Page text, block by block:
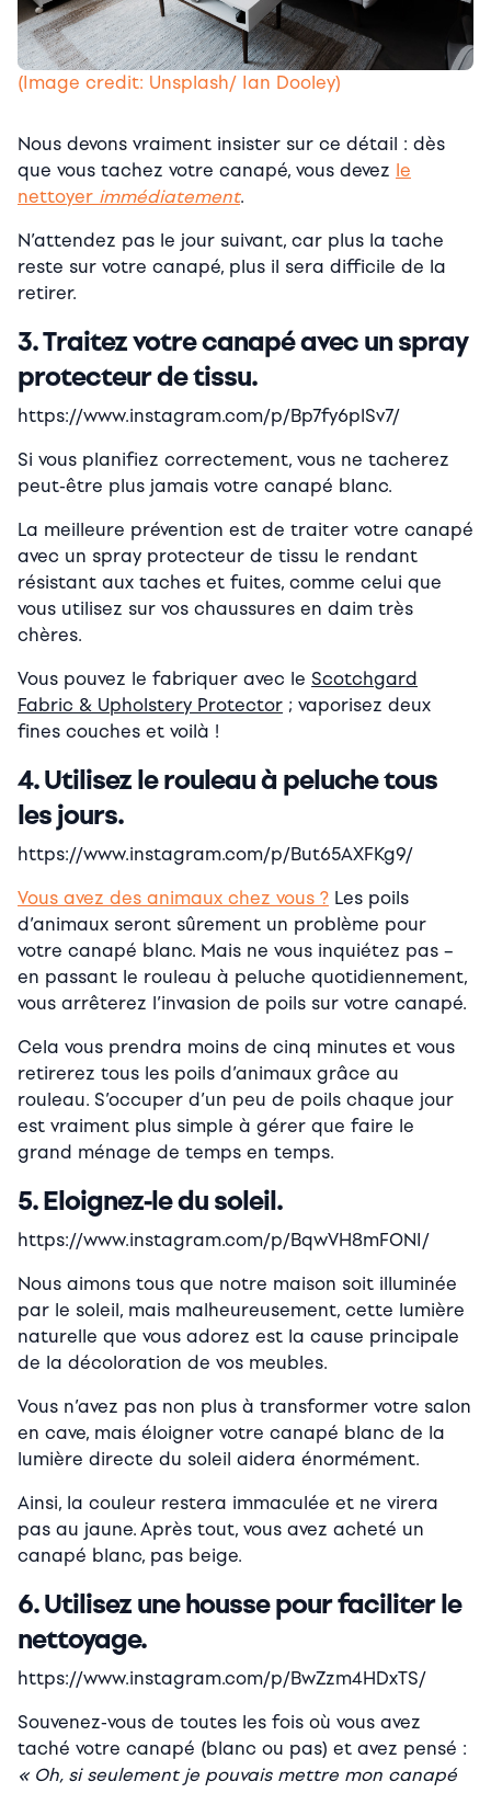
(Image credit: Unsplash/ Ian Dooley)
Nous devons vraiment insister sur ce détail : dès
que vous tachez votre canapé, vous devez le
nettoyer immédiatement.
N’attendez pas le jour suivant, car plus la tache
reste sur votre canapé, plus il sera difficile de la
retirer.
3. Traitez votre canapé avec un spray
protecteur de tissu.
https://www.instagram.com/p/Bp7fy6plSv7/
Si vous planifiez correctement, vous ne tacherez
peut-être plus jamais votre canapé blanc.
La meilleure prévention est de traiter votre canapé
avec un spray protecteur de tissu le rendant
résistant aux taches et fuites, comme celui que
vous utilisez sur vos chaussures en daim très
chères.
Vous pouvez le fabriquer avec le Scotchgard
Fabric & Upholstery Protector ; vaporisez deux
fines couches et voilà !
4. Utilisez le rouleau à peluche tous
les jours.
https://www.instagram.com/p/But65AXFKg9/
Vous avez des animaux chez vous ? Les poils
d’animaux seront sûrement un problème pour
votre canapé blanc. Mais ne vous inquiétez pas –
en passant le rouleau à peluche quotidiennement,
vous arrêterez l’invasion de poils sur votre canapé.
Cela vous prendra moins de cinq minutes et vous
retirerez tous les poils d’animaux grâce au
rouleau. S’occuper d’un peu de poils chaque jour
est vraiment plus simple à gérer que faire le
grand ménage de temps en temps.
5. Eloignez-le du soleil.
https://www.instagram.com/p/BqwVH8mFONI/
Nous aimons tous que notre maison soit illuminée
par le soleil, mais malheureusement, cette lumière
naturelle que vous adorez est la cause principale
de la décoloration de vos meubles.
Vous n’avez pas non plus à transformer votre salon
en cave, mais éloigner votre canapé blanc de la
lumière directe du soleil aidera énormément.
Ainsi, la couleur restera immaculée et ne virera
pas au jaune. Après tout, vous avez acheté un
canapé blanc, pas beige.
6. Utilisez une housse pour faciliter le
nettoyage.
https://www.instagram.com/p/BwZzm4HDxTS/
Souvenez-vous de toutes les fois où vous avez
taché votre canapé (blanc ou pas) et avez pensé :
« Oh, si seulement je pouvais mettre mon canapé